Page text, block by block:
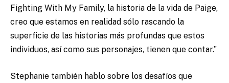
Fighting With My Family, la historia de la vida de Paige,
creo que estamos en realidad sólo rascando la
superficie de las historias más profundas que estos
individuos, así como sus personajes, tienen que contar.”
Stephanie también hablo sobre los desafíos que